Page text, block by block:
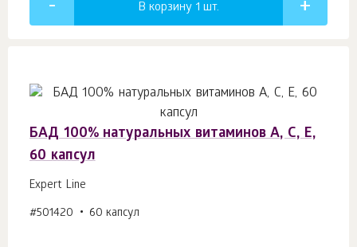
В корзину 1 шт.
БАД 100% натуральных витаминов A, C, Е,
60 капсул
Expert Line
#501420 60 капсул